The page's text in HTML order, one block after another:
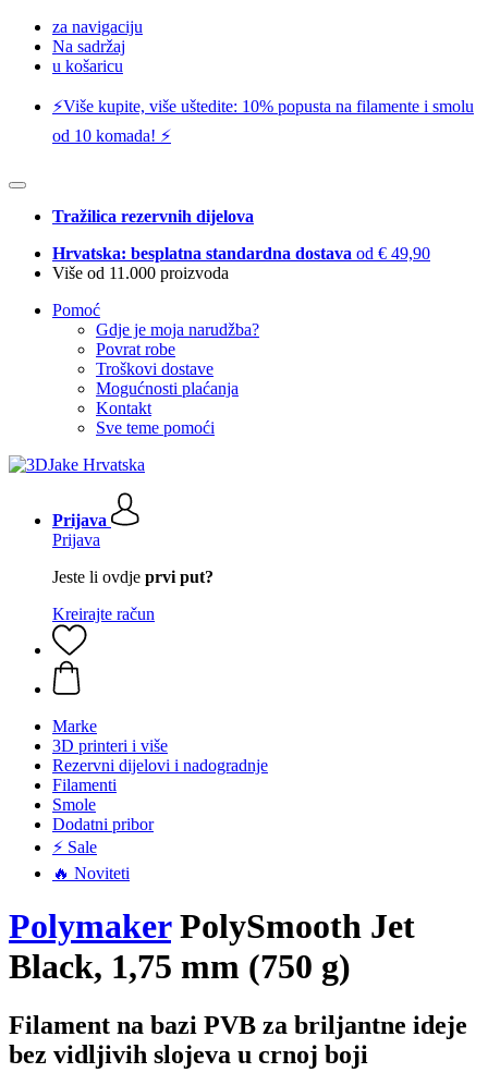
za navigaciju
Na sadržaj
u košaricu
⚡️Više kupite, više uštedite: 10% popusta na filamente i smolu
od 10 komada! ⚡️
Tražilica rezervnih dijelova
Hrvatska: besplatna standardna dostava od € 49,90
Više od 11.000 proizvoda
Pomoć
Gdje je moja narudžba?
Povrat robe
Troškovi dostave
Mogućnosti plaćanja
Kontakt
Sve teme pomoći
Prijava
Prijava
Jeste li ovdje prvi put?
Kreirajte račun
Marke
3D printeri i više
Rezervni dijelovi i nadogradnje
Filamenti
Smole
Dodatni pribor
⚡ Sale
🔥 Noviteti
PolymakerPolySmooth Jet
Black, 1,75 mm (750 g)
Filament na bazi PVB za briljantne ideje
bez vidljivih slojeva u crnoj boji